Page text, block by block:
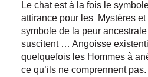
Le chat est à la fois le
attirance pour les Mystères
symbole de la peur
suscitent … Angoisse
quelquefois les Hommes à
ce qu’ils ne comprennent pas.